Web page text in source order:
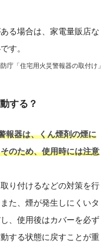
る場合は、家電量販店な
す。
庁「住宅用火災警報器の取付け」
する？
報器は、くん煙剤の煙に
のため、使用時には注意
り付けるなどの対策を行
た、煙が発生しにくいタ
、使用後はカバーを必ず
する状態に戻すことが重